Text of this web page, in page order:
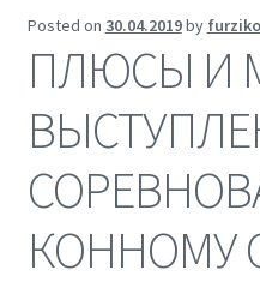
Save Horses
My account
Posted on 30.04.2019by
ПЛЮСЫ И
КОННОМУ